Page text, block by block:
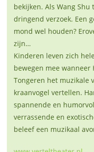
bekijken. Als Wang
dringend verzoek. Een
mond wel houden?
zijn…
Kinderen leven zich
bewegen mee wanneer
Tongeren het muzikale
kraanvogel vertellen.
spannende en
verrassende en
beleef een muzikaal